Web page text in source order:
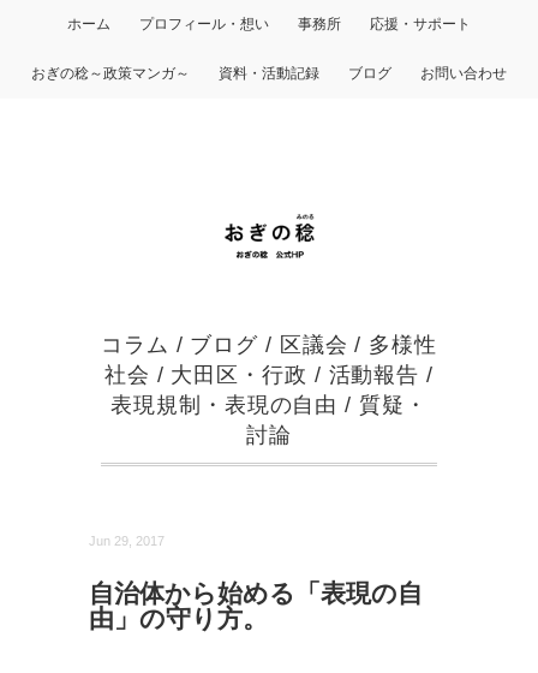
ホーム プロフィール・想い 事務所 応援・サポート
おぎの稔～政策マンガ～ 資料・活動記録 ブログ お問い合わせ
コラム / ブログ / 区議会 / 多様性
社会 / 大田区・行政 / 活動報告 /
表現規制・表現の自由 / 質疑・
討論
Jun 29, 2017
自治体から始める「表現の自
由」の守り方。